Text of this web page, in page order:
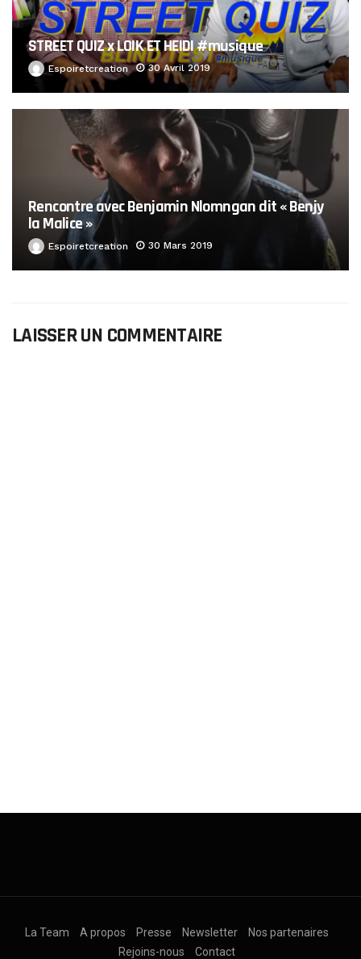
STREET QUIZ x LOIK ET HEIDI #musique
Espoiretcreation 30 Avril 2019
Rencontre avec Benjamin Nlomngan dit « Benjy
la Malice »
Espoiretcreation 30 Mars 2019
LAISSER UN COMMENTAIRE
La Team A propos Presse Newsletter
Nos partenaires
Rejoins-nous
Contact